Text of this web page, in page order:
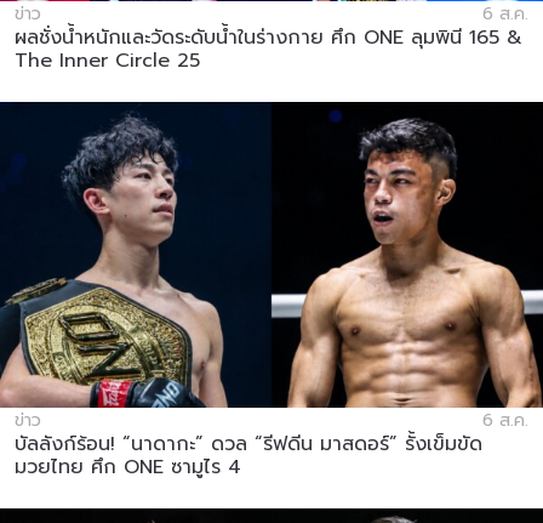
ข่าว 6 ส.ค.
ผลชั่งน้ำหนักและวัดระดับน้ำในร่างกาย ศึก ONE ลุมพินี 165 &
The Inner Circle 25
ข่าว 6 ส.ค.
บัลลังก์ร้อน! “นาดากะ” ดวล “รีฟดีน มาสดอร์” รั้งเข็มขัด
มวยไทย ศึก ONE ซามูไร 4